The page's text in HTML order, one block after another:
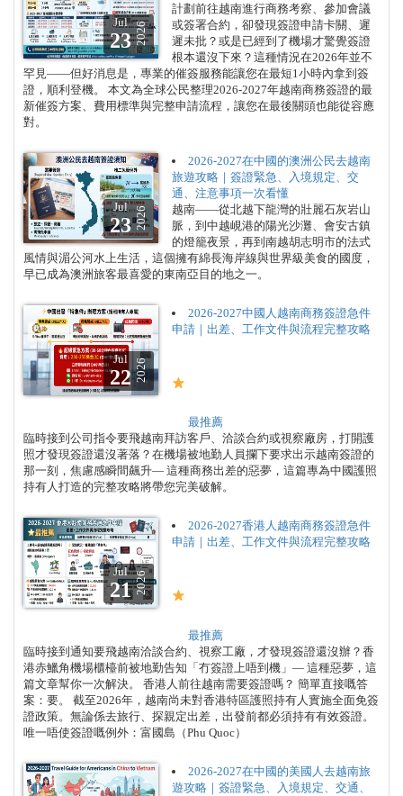
Jul
232026
計劃前往越南進行商務考察、參加會議
或簽署合約，卻發現簽證申請卡關、遲
遲未批？或是已經到了機場才驚覺簽證
根本還沒下來？這種情況在2026年並不
罕見——但好消息是，專業的催簽服務能讓您在最短1小時內拿到簽
證，順利登機。 本文為全球公民整理2026-2027年越南商務簽證的最
新催簽方案、費用標準與完整申請流程，讓您在最後關頭也能從容應
對。
Jul
232026
2026-2027在中國的澳洲公民去越南
旅遊攻略｜簽證緊急、入境規定、交
通、注意事項一次看懂
越南——從北越下龍灣的壯麗石灰岩山
脈，到中越峴港的陽光沙灘、會安古鎮
的燈籠夜景，再到南越胡志明市的法式
風情與湄公河水上生活，這個擁有綿長海岸線與世界級美食的國度，
早已成為澳洲旅客最喜愛的東南亞目的地之一。
Jul
222026
2026-2027中國人越南商務簽證急件
申請｜出差、工作文件與流程完整攻略
最推薦
臨時接到公司指令要飛越南拜訪客戶、洽談合約或視察廠房，打開護
照才發現簽證還沒著落？在機場被地勤人員攔下要求出示越南簽證的
那一刻，焦慮感瞬間飆升— 這種商務出差的惡夢，這篇專為中國護照
持有人打造的完整攻略將帶您完美破解。
Jul
212026
2026-2027香港人越南商務簽證急件
申請｜出差、工作文件與流程完整攻略
最推薦
臨時接到通知要飛越南洽談合約、視察工廠，才發現簽證還沒辦？香
港赤鱲角機場櫃檯前被地勤告知「冇簽證上唔到機」— 這種惡夢，這
篇文章幫你一次解決。 香港人前往越南需要簽證嗎？ 簡單直接嘅答
案：要。 截至2026年，越南尚未對香港特區護照持有人實施全面免簽
證政策。無論係去旅行、探親定出差，出發前都必須持有有效簽證。
唯一唔使簽證嘅例外：富國島（Phu Quoc）
2026-2027在中國的美國人去越南旅
遊攻略｜簽證緊急、入境規定、交通、